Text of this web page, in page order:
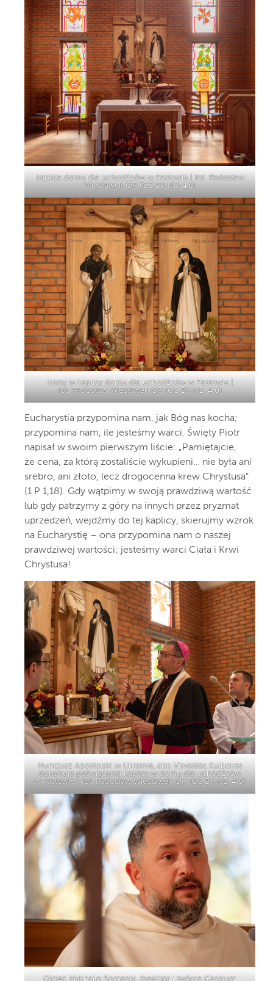
kaplica domu dla uchodźców w Fastowie | fot. Radosław
Więcławek OP (CC BY-ND 4.0)
ikony w kaplicy domu dla uchodźców w Fastowie |
fot. Radosław Więcławek OP (CC BY-ND 4.0)
Eucharystia przypomina nam, jak Bóg nas kocha;
przypomina nam, ile jesteśmy warci. Święty Piotr
napisał w swoim pierwszym liście: „Pamiętajcie,
że cena, za którą zostaliście wykupieni… nie była ani
srebro, ani złoto, lecz drogocenna krew Chrystusa”
(1 P 1,18). Gdy wątpimy w swoją prawdziwą wartość
lub gdy patrzymy z góry na innych przez pryzmat
uprzedzeń, wejdźmy do tej kaplicy, skierujmy wzrok
na Eucharystię – ona przypomina nam o naszej
prawdziwej wartości; jesteśmy warci Ciała i Krwi
Chrystusa!
Nuncjusz Apostolski w Ukrainie, abp Visvaldas Kulbokas
dokonuje poświęcenia kaplicy w domu dla uchodźców
w Fastowie | fot. Radosław Więcławek OP (CC BY-ND 4.0)
Ojciec Mykhailo Romaniv, dyrektor i twórca Centrum